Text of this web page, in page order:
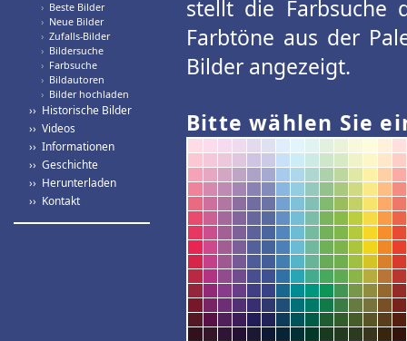
› Beste Bilder
› Neue Bilder
› Zufalls-Bilder
› Bildersuche
› Farbsuche
› Bildautoren
› Bilder hochladen
›› Historische Bilder
›› Videos
›› Informationen
›› Geschichte
›› Herunterladen
›› Kontakt
stellt die Farbsuche
Farbtöne aus der
Bilder angezeigt.
Bitte wählen Sie